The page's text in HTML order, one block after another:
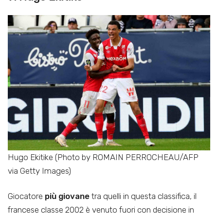
Hugo Ekitike (Photo by ROMAIN PERROCHEAU/AFP
via Getty Images)
Giocatore più giovane tra quelli in questa classifica, il
francese classe 2002 è venuto fuori con decisione in